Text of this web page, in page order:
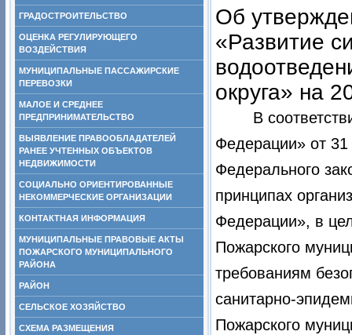
ГРАДОСТРОИТЕЛЬСТВО
ОЦЕНКА РЕГУЛИРУЮЩЕГО
ВОЗДЕЙСТВИЯ
МУНИЦИПАЛЬНЫЕ ПАССАЖИРСКИЕ
ПЕРЕВОЗКИ
МАЛОЕ И СРЕДНЕЕ
ПРЕДПРИНИМАТЕЛЬСТВО
ВЫЯВЛЕНИЕ ПРАВООБЛАДАТЕЛЕЙ
РАНЕЕ УЧТЕННЫХ ОБЪЕКТОВ
НЕДВИЖИМОСТИ
СОЦИАЛЬНО ОРИЕНТИРОВАННЫЕ
НЕКОММЕРЧЕСКИЕ ОРГАНИЗАЦИИ
КОНТАКТНАЯ ИНФОРМАЦИЯ
МУНИЦИПАЛЬНЫЕ ПРАВОВЫЕ АКТЫ
ПОЖАРСКОГО МУНИЦИПАЛЬНОГО
РАЙОНА
РАЙОН
СЕЛЬСКОЕ ХОЗЯЙСТВО
СХЕМА РАЗМЕЩЕНИЯ
Об
«Развитие
округа» на
В
Федерации» от
Федерального
принципах
Федерации», в
Пожарского
требованиям
санитарно-
Пожарского